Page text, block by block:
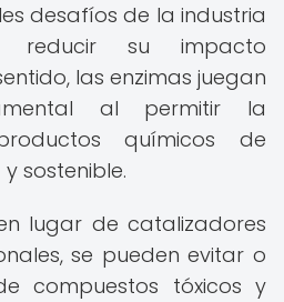
desafíos de la industria
reducir su impacto
las enzimas juegan
al permitir la
químicos de
sostenible.
lugar de catalizadores
se pueden evitar o
compuestos tóxicos y